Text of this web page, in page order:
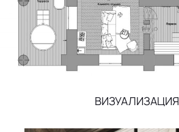
ВИЗУАЛИЗАЦИЯ